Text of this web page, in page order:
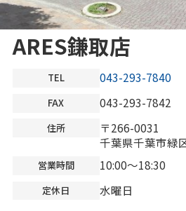
ARES鎌取店
TEL 043-293-7840
FAX 043-293-7842
住所
〒266-0031
千葉県千葉市緑
営業時間 10:00～18:30
定休日 水曜日